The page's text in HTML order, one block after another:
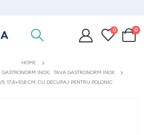
0 0
HOME
GASTRONORM INOX, TAVA GASTRONORM INOX
17,6×10,8 CM, CU DECUPAJ PENTRU POLONIC